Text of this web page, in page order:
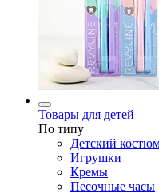
Товары для детей
По типу
Детский
Игрушки
Кремы
Песочные часы